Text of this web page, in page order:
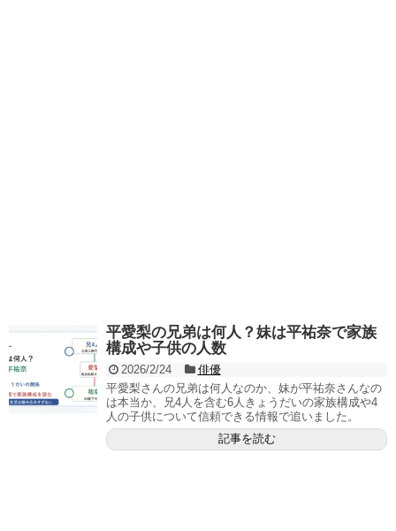
平愛梨の兄弟は何人？妹は平祐奈で家族
構成や子供の人数
2026/2/24
俳優
平愛梨さんの兄弟は何人なのか、妹が平祐奈さんなの
は本当か、兄4人を含む6人きょうだいの家族構成や4
人の子供について信頼できる情報で追いました。
記事を読む